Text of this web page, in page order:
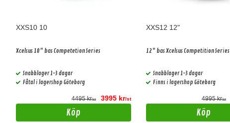
XXS10 10
Xcelsus 10" bas Competetion Series
Snabblager 1-3 dagar
Fåtal i lagershop Göteborg
4495 kr/st 3995 kr/st
Köp
XXS12 12"
12" bas Xcelsus Competition Series
Snabblager 1-3 dagar
Finns i lagershop Göteborg
4995 kr/st
Köp